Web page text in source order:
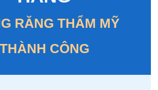
RĂNG THẨM MỸ
THÀNH CÔNG